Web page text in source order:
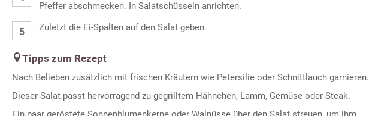
Pfeffer abschmecken. In Salatschüsseln anrichten.
Zuletzt die Ei-Spalten auf den Salat geben.
Tipps zum Rezept
Nach Belieben zusätzlich mit frischen Kräutern wie Petersilie oder Schnittlauch garnieren.
Dieser Salat passt hervorragend zu gegrilltem Hähnchen, Lamm, Gemüse oder Steak.